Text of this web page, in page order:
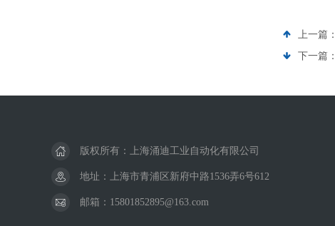
上一篇：
下一篇：
版权所有：上海涌迪工业自动化有限公司
地址：上海市青浦区新府中路1536弄6号612
邮箱：15801852895@163.com